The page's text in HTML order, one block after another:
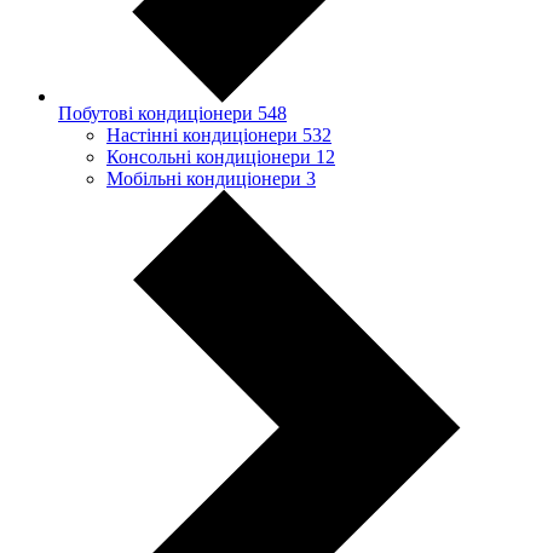
Побутові кондиціонери 548
Настінні кондиціонери 532
Консольні кондиціонери 12
Мобільні кондиціонери 3